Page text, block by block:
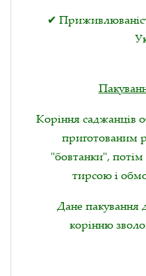
✔
Коріння саджанців
приготованим
"бовтанки",
тирсою і
Дане пакування
корінню